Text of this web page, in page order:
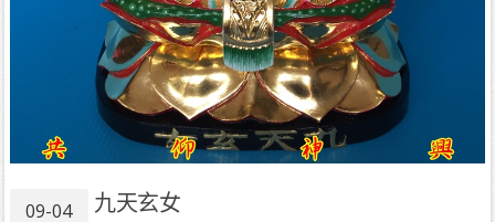
09-04 九天玄女